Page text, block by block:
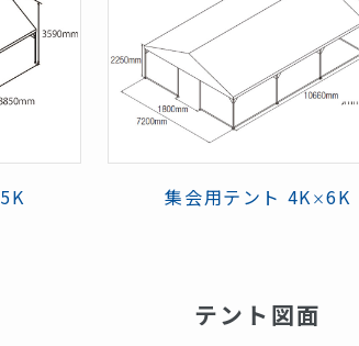
5K 集会用テント 4K×6K
テント図面